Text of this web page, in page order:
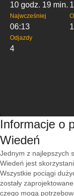
10 godz. 19 min.
Najwcześniej
06:13
Odjazdy
4
Informacje o
Wiedeń
Jednym z najlepszych
Wiedeń jest
Wszystkie pociągi
zostały
czego mogą